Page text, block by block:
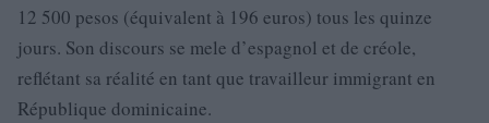
12 500 pesos (équivalent à 196 euros) tous les quinze
jours. Son discours se mele d’espagnol et de créole,
reflétant sa réalité en tant que travailleur immigrant en
République dominicaine.